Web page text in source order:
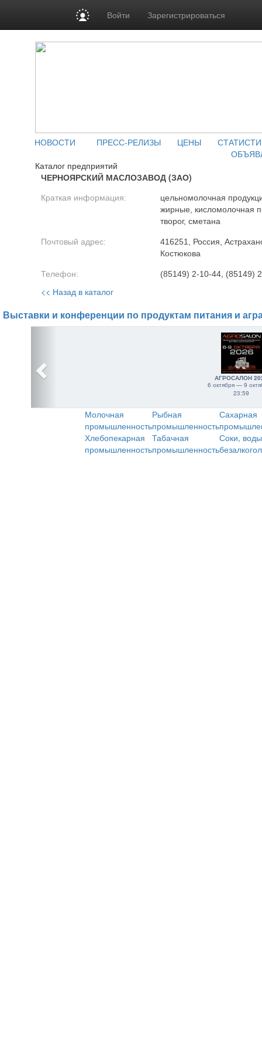
Войти Зарегистрироваться
НОВОСТИ ПРЕСС-РЕЛИЗЫ ЦЕНЫ
Каталог предприятий
ЧЕРНОЯРСКИЙ МАСЛОЗАВОД (ЗАО)
Краткая информация:
цельномолочная
жирные, кисломолочная
творог, сметана
Почтовый адрес:
416251, Россия,
Костюкова
Телефон: (85149) 2-10-44, (85149)
<< Назад в каталог
Выставки и конференции по продуктам питания и
АГРОСАЛОН
6 октября — 9
23:59
Молочная
промышленность
Рыбная
промышленность
Сахарная
Хлебопекарная
промышленность
Табачная
промышленность
Соки,